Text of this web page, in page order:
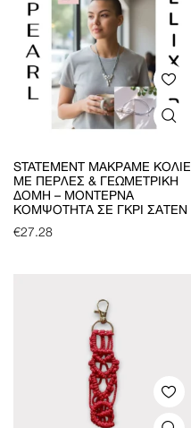
STATEMENT ΜΑΚΡΑΜΈ ΚΟΛΙΈ
ΜΕ ΠΈΡΛΕΣ & ΓΕΩΜΕΤΡΙΚΉ
ΔΟΜΉ – ΜΟΝΤΈΡΝΑ
ΚΟΜΨΌΤΗΤΑ ΣΕ ΓΚΡΙ ΣΑΤΈΝ
€27.28